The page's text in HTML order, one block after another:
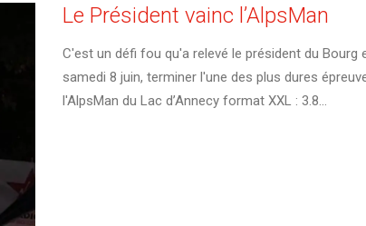
Le Président vainc l’AlpsMan
C'est un défi fou qu'a relevé le président du Bourg
samedi 8 juin, terminer l'une des plus dures
l'AlpsMan du Lac d’Annecy format XXL : 3.8...